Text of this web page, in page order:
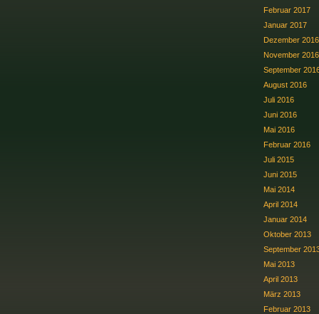
Februar 2017
Januar 2017
Dezember 2016
November 2016
September
August 2016
Juli 2016
Juni 2016
Mai 2016
Februar 2016
Juli 2015
Juni 2015
Mai 2014
April 2014
Januar 2014
Oktober 2013
September
Mai 2013
April 2013
März 2013
Februar 2013